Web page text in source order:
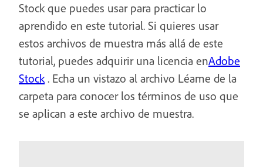
Stock que puedes usar para practicar lo
aprendido en este tutorial. Si quieres usar
estos archivos de muestra más allá de este
tutorial, puedes adquirir una licencia enAdobe
Stock. Echa un vistazo al archivo Léame de la
carpeta para conocer los términos de uso que
se aplican a este archivo de muestra.